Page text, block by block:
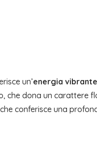
un’energia vibrante
che dona un carattere
che conferisce una